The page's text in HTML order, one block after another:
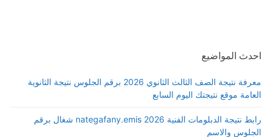
احدث المواضيع
معرفة نتيجة الصف الثالث الثانوي 2026 برقم الجلوس نتيجة الثانوية
العامة موقع نتيجتك اليوم السابع
رابط نتيجة الدبلومات الفنية 2026 nategafany.emis شغال برقم
الجلوس والاسم